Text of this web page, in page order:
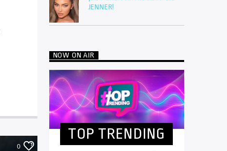
0
JENNER!
NOW ON AIR
TOP TRENDING